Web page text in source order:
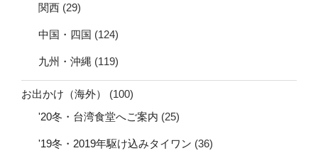
関西 (29)
中国・四国 (124)
九州・沖縄 (119)
お出かけ（海外）
(100)
'20冬・台湾食堂へご案内 (25)
'19冬・2019年駆け込みタイワン (36)